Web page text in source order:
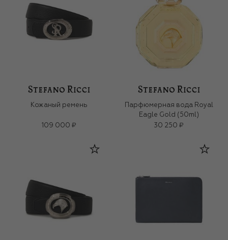
Кожаный ремень
109 000 ₽
Парфюмерная вода Royal
Eagle Gold (50ml)
30 250 ₽